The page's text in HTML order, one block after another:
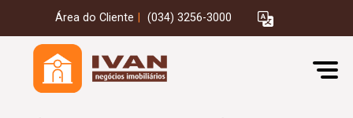
Área do Cliente (034) 3256-3000